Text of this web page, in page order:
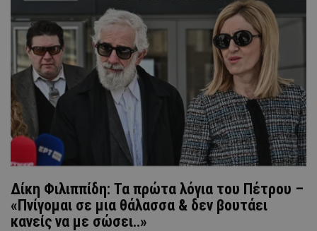
Δίκη Φιλιππίδη: Τα πρώτα λόγια του Πέτρου –
«Πνίγομαι σε μια θάλασσα & δεν βουτάει
κανείς να με σώσει..»